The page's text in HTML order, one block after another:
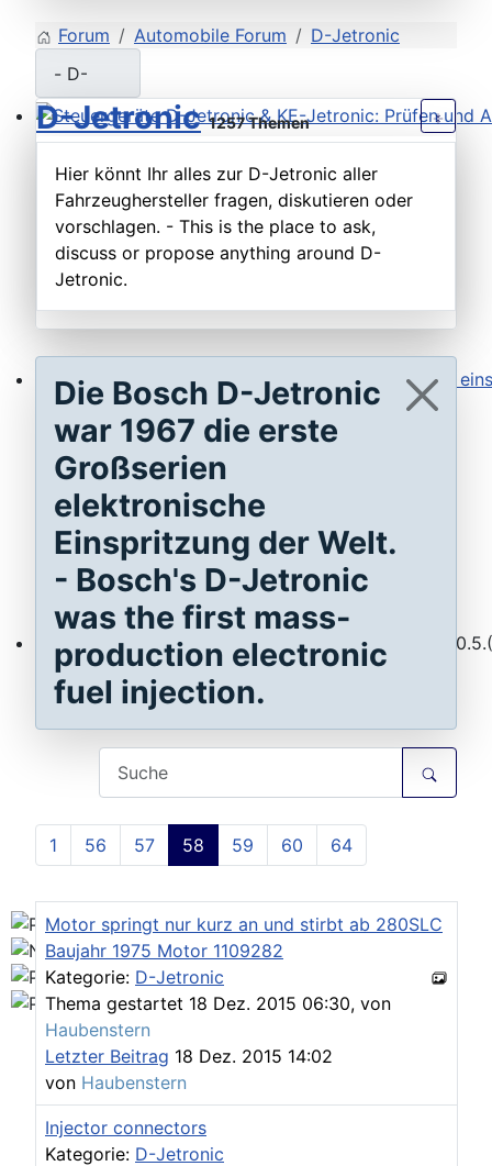
Steuergeräte D-Jetronic & KE-Jetronic: Prüfen und
Saugrohrdruckfühler Typ 1-3: Testen, reparieren,
Workshops D-Jetr 20.6.(ER)/29.8.(F) - KA-Jetr
Forum Automobile Forum D-Jetronic
D-Jetronic 1257 Themen
Hier könnt Ihr alles zur D-Jetronic aller
Fahrzeughersteller fragen, diskutieren oder
vorschlagen. - This is the place to ask,
discuss or propose anything around D-
Jetronic.
Die Bosch D-Jetronic
war 1967 die erste
Großserien
elektronische
Einspritzung der Welt.
- Bosch's D-Jetronic
was the first mass-
production electronic
fuel injection.
1 56 57 58 59 60 64
Motor springt nur kurz an und stirbt ab 280SLC
Baujahr 1975 Motor 1109282
Kategorie: D-Jetronic
Thema gestartet 18 Dez. 2015 06:30, von
Haubenstern
Letzter Beitrag 18 Dez. 2015 14:02
von Haubenstern
Injector connectors
Kategorie: D-Jetronic